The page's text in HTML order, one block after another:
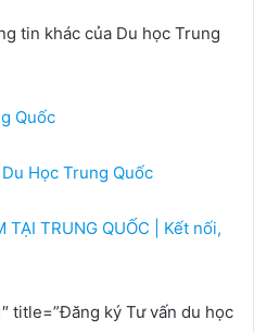
tin khác của Du học Trung
Quốc
Học Trung Quốc
TẠI TRUNG QUỐC | Kết nối,
title=”Đăng ký Tư vấn du học